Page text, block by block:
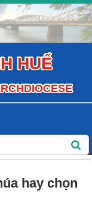
HUẾ
hay chọn